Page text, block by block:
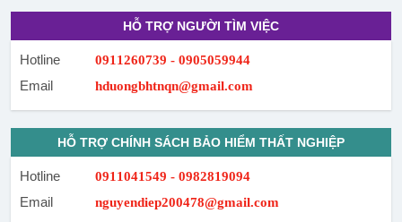
HỖ TRỢ NGƯỜI TÌM VIỆC
Hotline 0911260739 - 0905059944
Email hduongbhtnqn@gmail.com
HỖ TRỢ CHÍNH SÁCH BẢO HIỂM THẤT NGHIỆP
Hotline 0911041549 - 0982819094
Email nguyendiep200478@gmail.com